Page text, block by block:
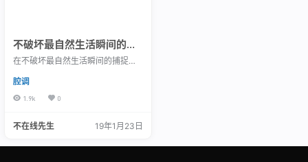
不破坏最自然生活瞬间的捕
捉│清迈市集
在不破坏最自然生活瞬间的捕捉，
迈市集
腔调
1.9k 0
不在线先生 19年1月23日